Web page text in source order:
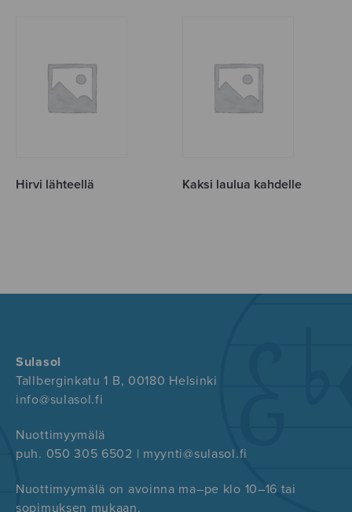
Hirvi lähteellä Kaksi laulua kahdelle
Sulasol
Tallberginkatu 1 B, 00180 Helsinki
info@sulasol.fi
Nuottimyymälä
puh. 050 305 6502 | myynti@sulasol.fi
Nuottimyymälä on avoinna ma–pe klo 10–16 tai
sopimuksen mukaan.